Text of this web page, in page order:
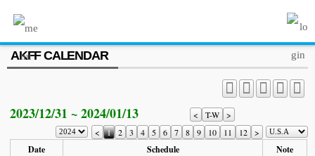
AKFF CALENDAR
2023/12/31 ~ 2024/01/13 < T-W
>
<
1 2 3 4 5 6 7 8 9 10 11 12 >
Date Schedule Note
MENU
ABOUT US
PRESS/MEDIA
JOIN & SUPPORT